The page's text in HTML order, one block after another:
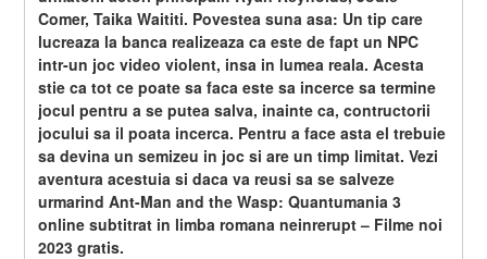
Comer, Taika Waititi. Povestea suna asa: Un tip care
lucreaza la banca realizeaza ca este de fapt un NPC
intr-un joc video violent, insa in lumea reala. Acesta
stie ca tot ce poate sa faca este sa incerce sa termine
jocul pentru a se putea salva, inainte ca, contructorii
jocului sa il poata incerca. Pentru a face asta el trebuie
sa devina un semizeu in joc si are un timp limitat. Vezi
aventura acestuia si daca va reusi sa se salveze
urmarind Ant-Man and the Wasp: Quantumania 3
online subtitrat in limba romana neinrerupt – Filme noi
2023 gratis.